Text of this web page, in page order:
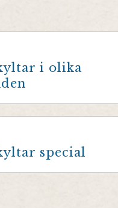
i olika
special